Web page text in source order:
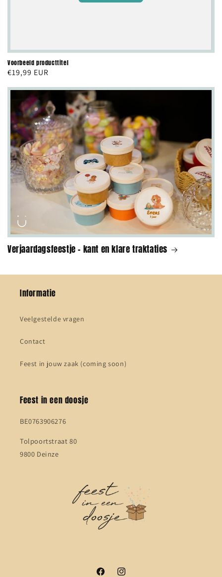
Voorbeeld producttitel
Normale
€19,99 EUR
Verjaardagsfeestje - kant en klare traktaties
Informatie
Veelgestelde vragen
Contact
Feest in jouw zaak (coming soon)
Feest in een doosje
BE0763906276
Tolpoortstraat 80
9800 Deinze